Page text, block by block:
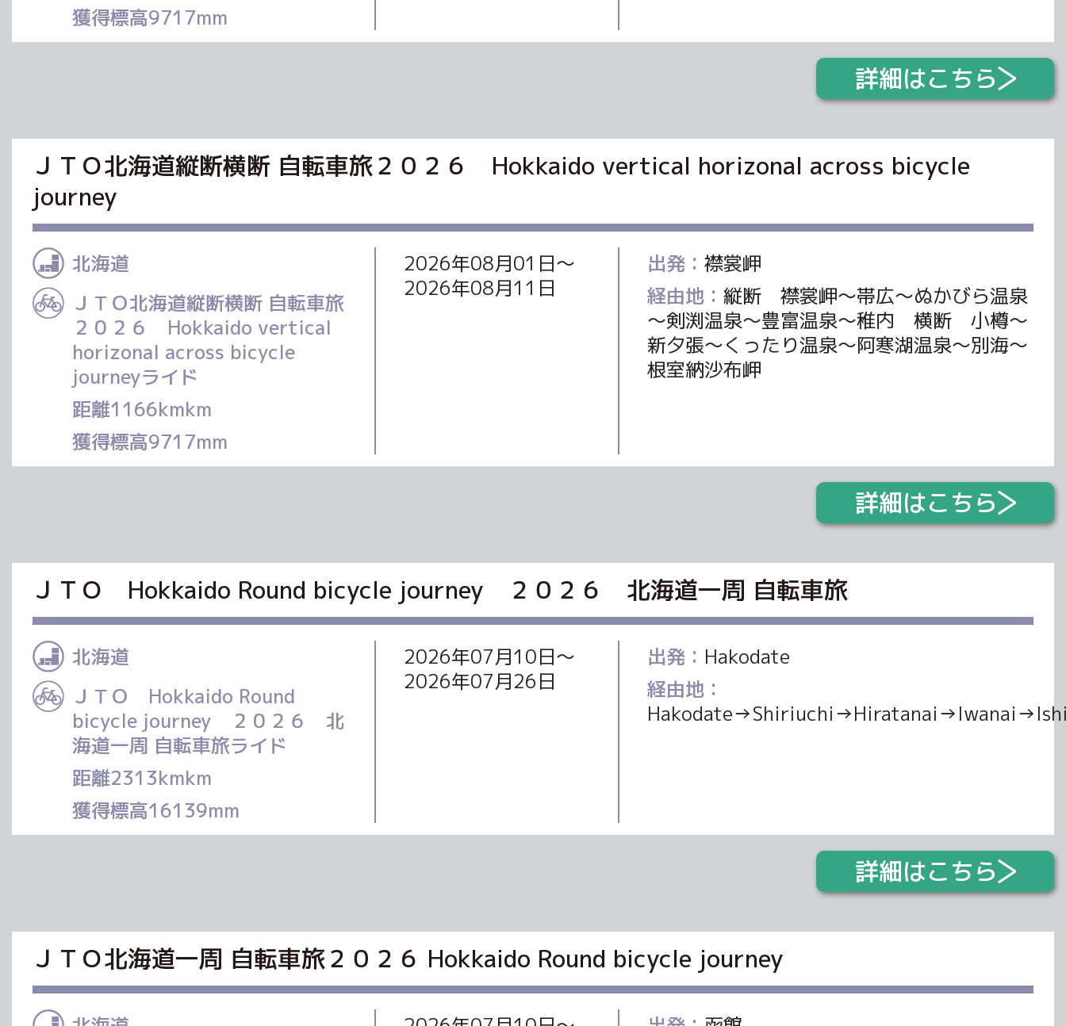
獲得標高9717mm
詳細はこちら
ＪＴＯ北海道縦断横断 自転車旅２０２６ Hokkaido vertical horizonal across bicycle
journey
北海道
ＪＴＯ北海道縦断横断 自転車旅
２０２６ Hokkaido vertical
horizonal across bicycle
journeyライド
距離1166kmkm
獲得標高9717mm
2026年08月01日〜
2026年08月11日
出発： 襟裳岬
経由地： 縦断 襟裳岬～帯広～ぬかびら温泉
～剣渕温泉～豊富温泉～稚内 横断 小樽～
新夕張～くったり温泉～阿寒湖温泉～別海～
根室納沙布岬
詳細はこちら
ＪＴＯ Hokkaido Round bicycle journey ２０２６ 北海道一周 自転車旅
北海道
ＪＴＯ Hokkaido Round
bicycle journey ２０２６ 北
海道一周 自転車旅ライド
距離2313kmkm
獲得標高16139mm
2026年07月10日〜
2026年07月26日
出発： Hakodate
経由地：
詳細はこちら
ＪＴＯ北海道一周 自転車旅２０２６ Hokkaido Round bicycle journey